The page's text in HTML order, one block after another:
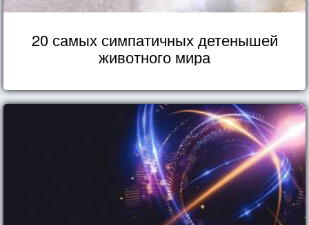
20 самых симпатичных детенышей
животного мира